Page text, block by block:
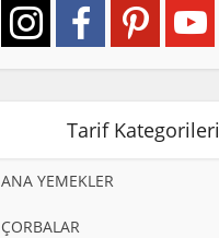
Tarif Kategorileri
ANA YEMEKLER
ÇORBALAR